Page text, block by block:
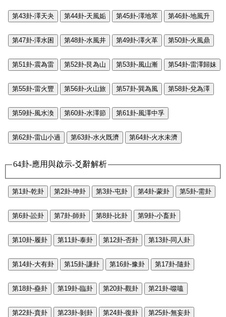
第43卦-澤天夬 第44卦-天風姤 第45卦-澤地萃 第46卦-地風升
第47卦-澤水困 第48卦-水風井 第49卦-澤火革 第50卦-火風鼎
第51卦-震為雷 第52卦-艮為山 第53卦-風山漸 第54卦-雷澤歸妹
第55卦-雷火豐 第56卦-火山旅 第57卦-巽為風 第58卦-兌為澤
第59卦-風水渙 第60卦-水澤節 第61卦-風澤中孚
第62卦-雷山小過 第63卦-水火既濟 第64卦-火水未濟
64卦-應用與啟示-爻辭解析
第1卦-乾卦 第2卦-坤卦 第3卦-屯卦 第4卦-蒙卦 第5卦-需卦
第6卦-訟卦 第7卦-師卦 第8卦-比卦 第9卦-小畜卦
第10卦-履卦 第11卦-泰卦 第12卦-否卦 第13卦-同人卦
第14卦-大有卦 第15卦-謙卦 第16卦-豫卦 第17卦-隨卦
第18卦-蠱卦 第19卦-臨卦 第20卦-觀卦 第21卦-噬嗑
第22卦-賁卦 第23卦-剝卦 第24卦-復卦 第25卦-無妄卦